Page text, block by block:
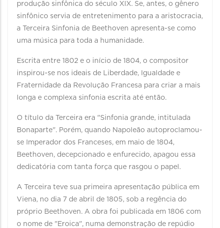
produção sinfônica do século XIX. Se, antes, o gênero
sinfônico servia de entretenimento para a aristocracia,
a Terceira Sinfonia de Beethoven apresenta-se como
uma música para toda a humanidade.
Escrita entre 1802 e o início de 1804, o compositor
inspirou-se nos ideais de Liberdade, Igualdade e
Fraternidade da Revolução Francesa para criar a mais
longa e complexa sinfonia escrita até então.
O título da Terceira era "Sinfonia grande, intitulada
Bonaparte". Porém, quando Napoleão autoproclamou-
se Imperador dos Franceses, em maio de 1804,
Beethoven, decepcionado e enfurecido, apagou essa
dedicatória com tanta força que rasgou o papel.
A Terceira teve sua primeira apresentação pública em
Viena, no dia 7 de abril de 1805, sob a regência do
próprio Beethoven. A obra foi publicada em 1806 com
o nome de "Eroica", numa demonstração de repúdio